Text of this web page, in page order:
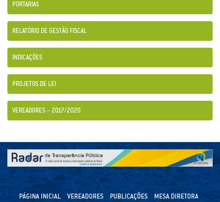
PORTARIAS
RELATÓRIO DE GESTÃO FISCAL
INDICAÇÕES
PROJETOS DE LEI
VEREADORES – 2017/2020
PÁGINA INICIAL VEREADORES PUBLICAÇÕES
MESA DIRETORA